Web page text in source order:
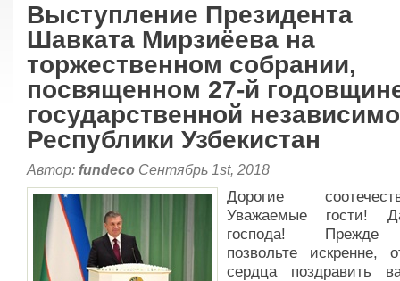
Выступление Президента
Шавката Мирзиёева на
торжественном собрании,
посвященном 27-й
государственной
Республики Узбекистан
Автор: fundeco Сентябрь 1st, 2018
Дорогие
Уважаемые гости!
господа! Прежде
позвольте искренне,
сердца поздравить